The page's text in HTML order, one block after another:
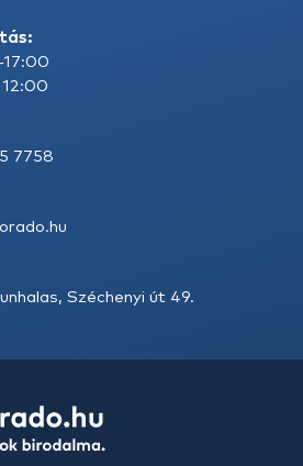
17:00
7758
Széchenyi út 49.